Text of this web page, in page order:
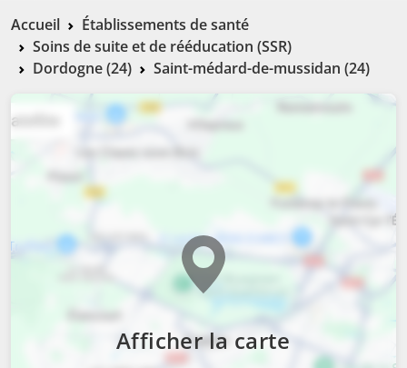
Accueil
Établissements de santé
Soins de suite et de rééducation (SSR)
Dordogne (24)
Saint-médard-de-mussidan (24)
Afficher la carte